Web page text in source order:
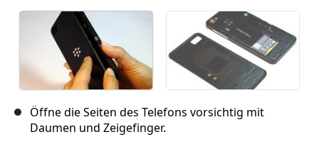
Öffne die Seiten des Telefons vorsichtig mit
Daumen und Zeigefinger.